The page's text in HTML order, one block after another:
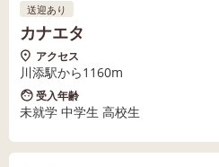
送迎あり
カナエタ
アクセス
川添駅から1160m
受入年齢
未就学 中学生 高校生